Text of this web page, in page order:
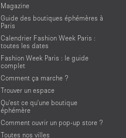
Magazine
Guide des boutiques éphémères à
Paris
Calendrier Fashion Week Paris :
toutes les dates
Fashion Week Paris : le guide
complet
Comment ça marche ?
Trouver un espace
Qu'est ce qu'une boutique
éphémère
Comment ouvrir un pop-up store ?
Toutes nos villes